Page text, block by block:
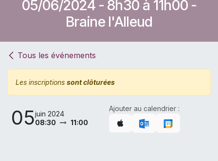
05/06/2024 - 8h30 à 11h00 -
Braine l'Alleud
Tous les événements
Les inscriptions sont clôturées
05juin 2024
08:30
11:00
Ajouter au calendrier :